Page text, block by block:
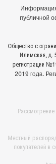
публичной
Общество с
Илимская, д.
регистрации
2019 года.
Местный
покупателей в